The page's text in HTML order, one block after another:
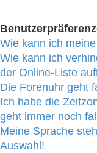
Wie kann ich
Wie kann ich
der Online-Liste
Die Forenuhr geht
Ich habe die
geht immer noch
Meine Sprache
Auswahl!